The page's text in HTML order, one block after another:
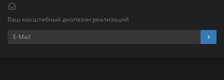
Ваш масштабный диапазон реализаций